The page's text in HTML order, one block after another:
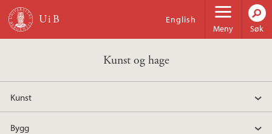
Hopp til hovedinnhold
Meny
English
Søk
Kunst og hage
Kunst
Bygg